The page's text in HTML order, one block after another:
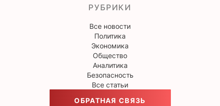
РУБРИКИ
Все новости
Политика
Экономика
Общество
Аналитика
Безопасность
Все статьи
ОБРАТНАЯ СВЯЗЬ